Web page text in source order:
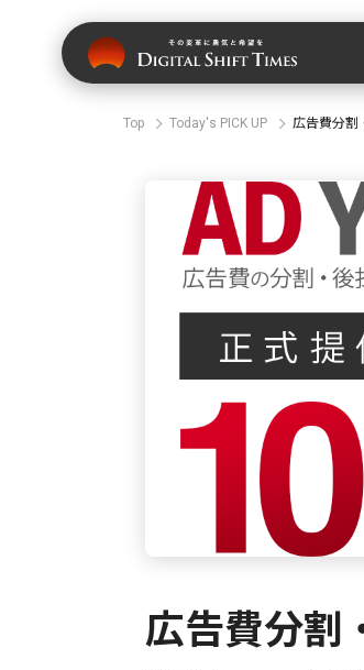
Top Today's PICK UP 広告費分割
広告費分割